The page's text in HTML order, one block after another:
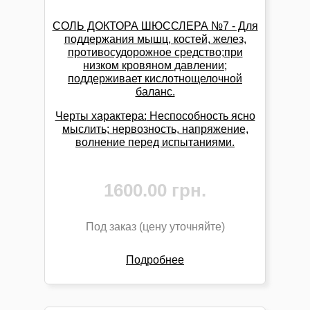
лекарство лучше работает, если его
растворить в теплой воде и принимать
частыми глотками.
Природные источники:
: темно-зеленые овощи, не
бобы, орехи кешью, черный чай, какао.
Фосфор: яйца, мясо, рыба, картофель,
молочные продукты.
Формирование костей, активация
метаболизма необходимых ферментов.
"антистрессовым средством".
Влияние на органы и части тела:
Кости, нервы, гладкие мышцы (например,
кишечника), сердце, кровь, железы.
СОЛЬ ДОКТОРА ШЮССЛЕРА №7 - Для
поддержания мышц, костей, желез,
противосудорожное средство;при
низком кровяном давлении;
поддерживает кислотнощелочной
баланс.
Черты характера: Неспособность ясно
мыслить; нервозность, напряжение,
волнение перед испытаниями.
1600.00 грн.
Под заказ (цену уточняйте)
Подробнее